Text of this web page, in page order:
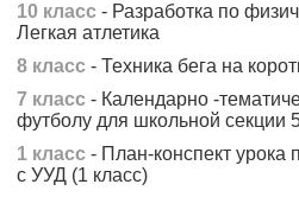
10 класс - Разработка по
Легкая атлетика
8 класс - Техника бега на
7 класс - Календарно -
футболу для школьной секции
1 класс - План-конспект урока
с УУД (1 класс)